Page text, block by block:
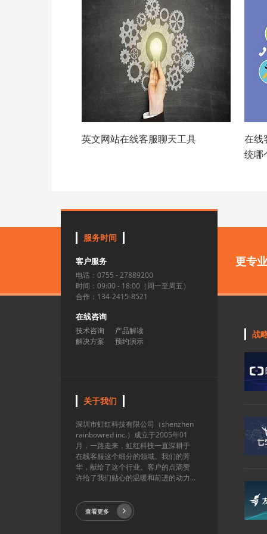
英文网站在线客服聊天工具
在线
统哪
更专
服务时间
客户服务
电话：0755 - 27889200
时间：09:00 - 18:00（周一至周五）
合作：134-2415-8521
在线咨询
技术咨询
产品解读
解决方案
预约演示
关于我们
深圳市虹红科技有限公司（shenzhen
rainbowred inc.）成立于2005年01
月，一路走来，虹红科技一直深耕于
在线客服这个细分的领域。我们的芳
华，献给了这个行业。客户的点滴赞
许给了我们贴心的温暖和前进的动力...
查看更多
战